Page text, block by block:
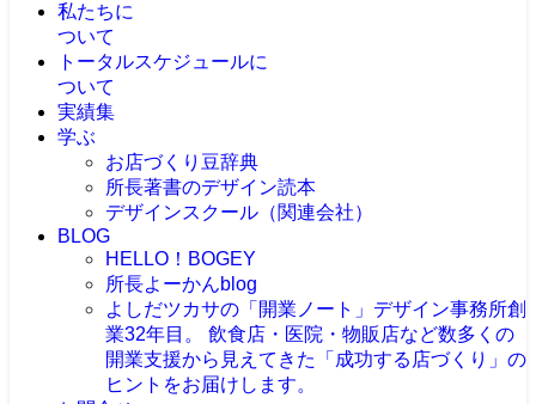
私たちに
ついて
トータルスケジュールに
ついて
実績集
学ぶ
お店づくり豆辞典
所長著書のデザイン読本
デザインスクール（関連会社）
BLOG
HELLO！BOGEY
所長よーかんblog
よしだツカサの「開業ノート」 デザイン事務所創
業32年目。 飲食店・医院・物販店など数多くの
開業支援から見えてきた「成功する店づくり」の
ヒントをお届けします。